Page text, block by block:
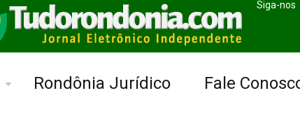
Siga-nos
Rondônia Jurídico Fale